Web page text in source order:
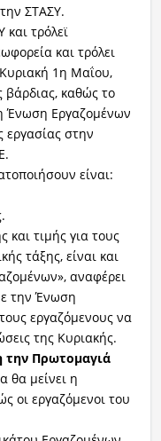
ΣΤΑΣΥ.
τρόλεϊ
και τρόλει
1η Μαΐου,
βάρδιας, καθώς το
Ένωση Εργαζομένων
στην
είναι:
τιμής για τους
τάξης, είναι και
αναφέρει
την Ένωση
εργαζόμενους να
της Κυριακής.
την Πρωτομαγιά
θα μείνει η
οι εργαζόμενοι του